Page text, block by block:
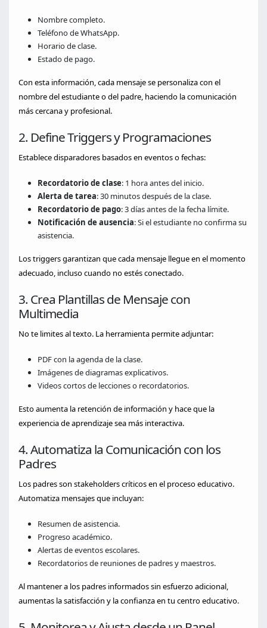
Nombre completo.
Teléfono de WhatsApp.
Horario de clase.
Estado de pago.
Con esta información, cada mensaje se personaliza con el
nombre del estudiante o del padre, haciendo la comunicación
más cercana y profesional.
2. Define Triggers y Programaciones
Establece disparadores basados en eventos o fechas:
Recordatorio de clase: 1 hora antes del inicio.
Alerta de tarea: 30 minutos después de la clase.
Recordatorio de pago: 3 días antes de la fecha límite.
Notificación de ausencia: Si el estudiante no confirma su
asistencia.
Los triggers garantizan que cada mensaje llegue en el momento
adecuado, incluso cuando no estés conectado.
3. Crea Plantillas de Mensaje con
Multimedia
No te limites al texto. La herramienta permite adjuntar:
PDF con la agenda de la clase.
Imágenes de diagramas explicativos.
Videos cortos de lecciones o recordatorios.
Esto aumenta la retención de información y hace que la
experiencia de aprendizaje sea más interactiva.
4. Automatiza la Comunicación con los
Padres
Los padres son stakeholders críticos en el proceso educativo.
Automatiza mensajes que incluyan:
Resumen de asistencia.
Progreso académico.
Alertas de eventos escolares.
Recordatorios de reuniones de padres y maestros.
Al mantener a los padres informados sin esfuerzo adicional,
aumentas la satisfacción y la confianza en tu centro educativo.